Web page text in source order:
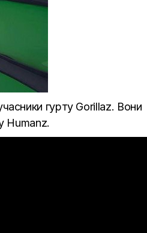
гурту Gorillaz. Вони
Humanz.